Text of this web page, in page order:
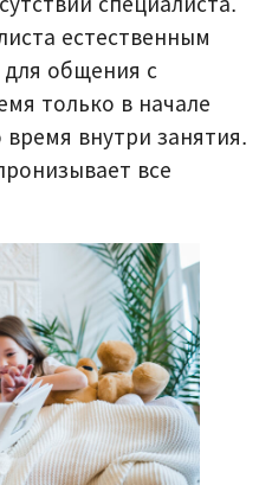
естественным
для общения с
только в начале
время внутри занятия.
все